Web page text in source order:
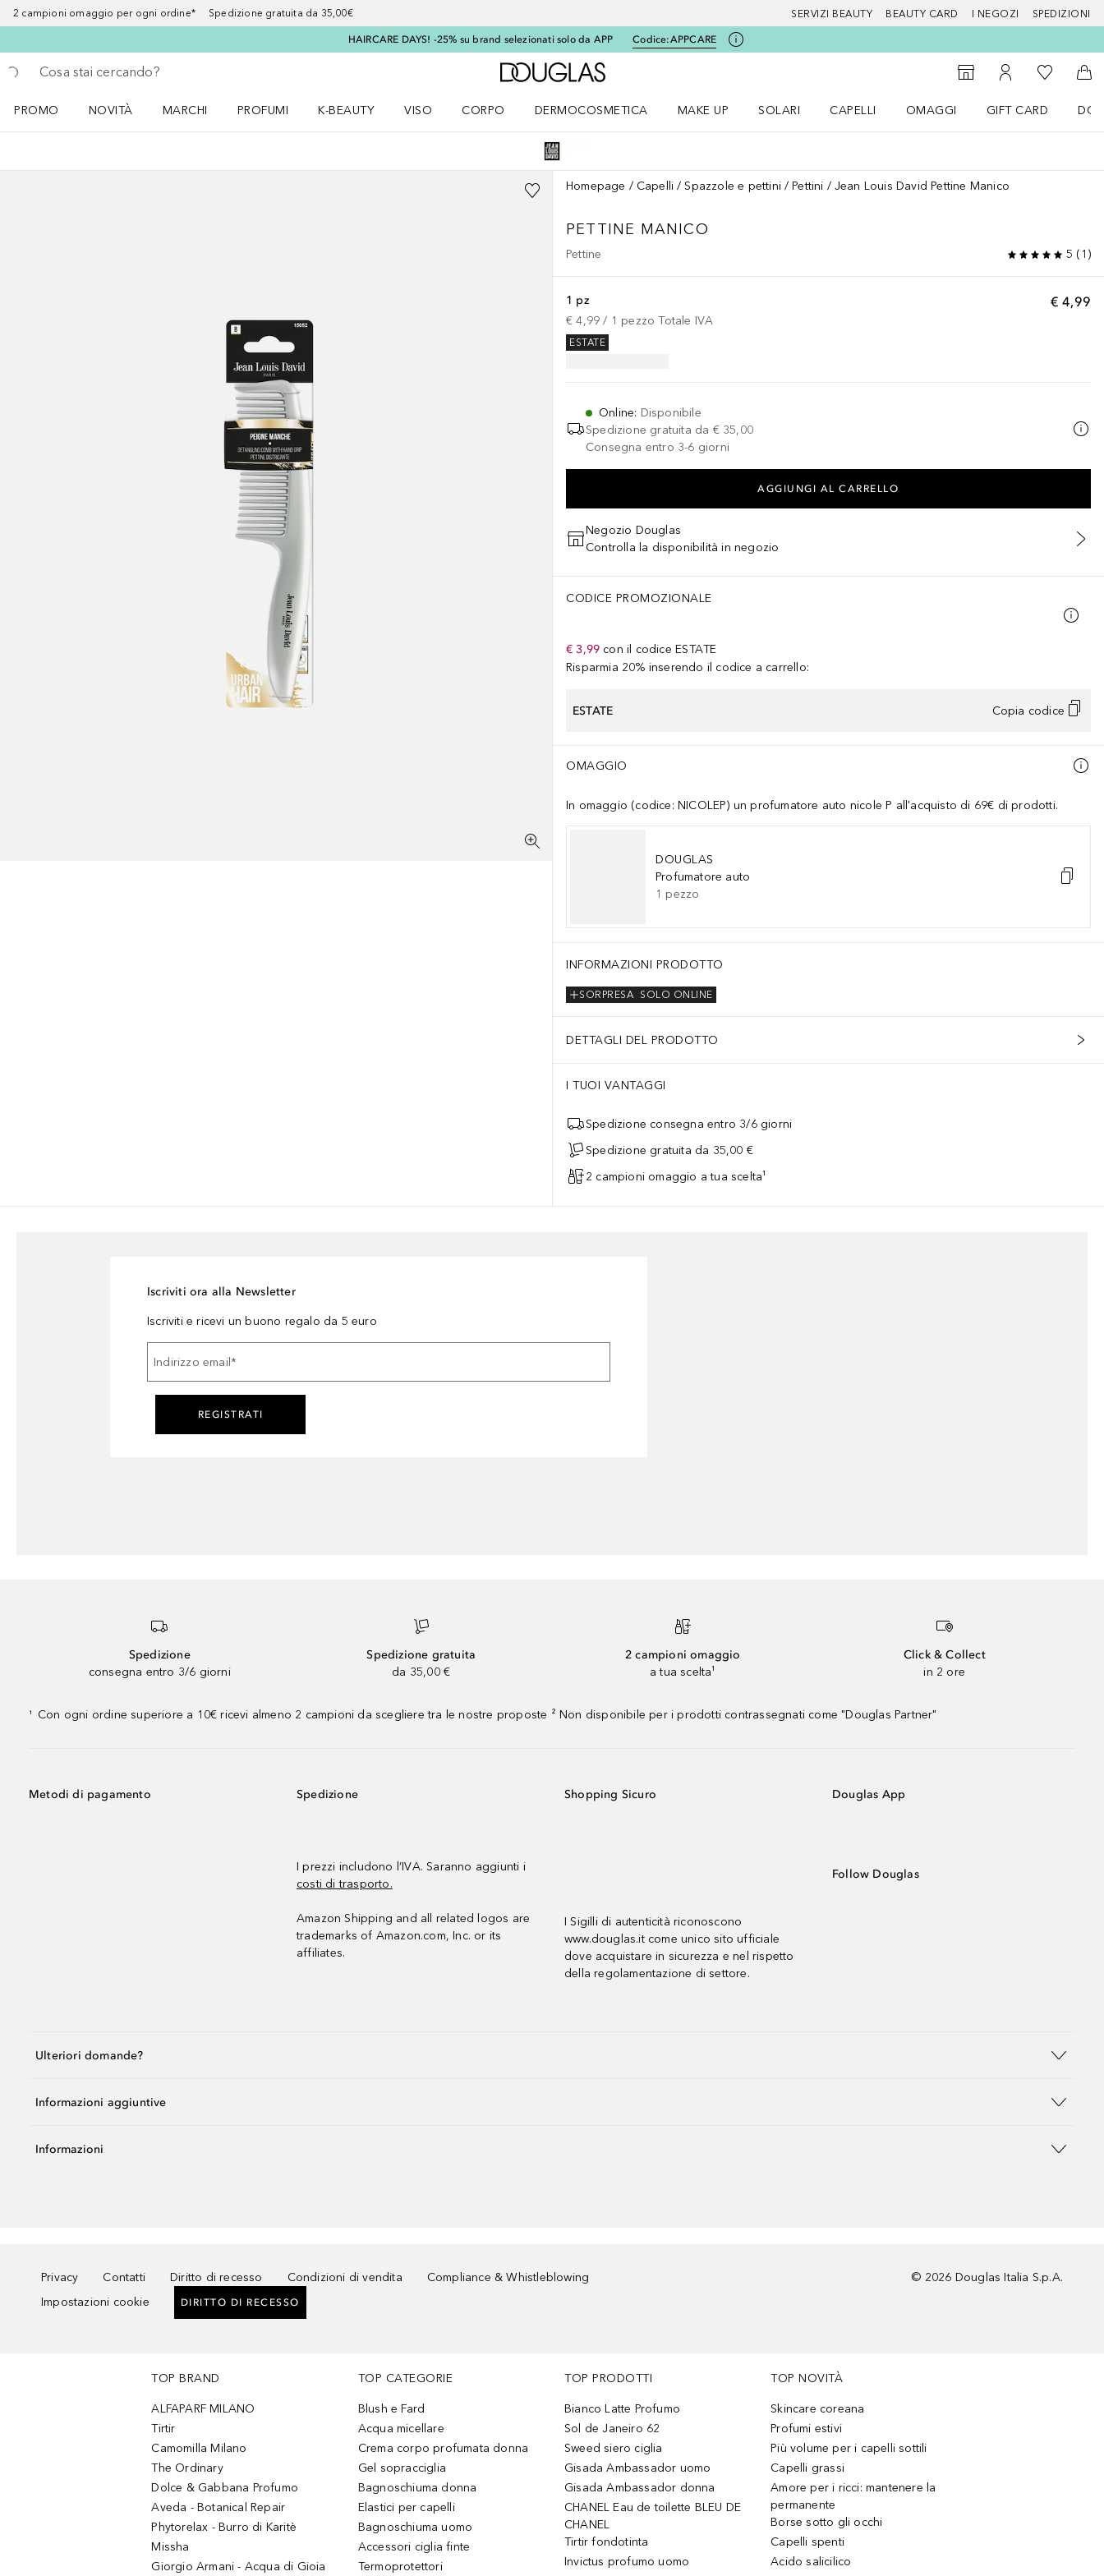
2 campioni omaggio per ogni ordine* Spedizione gratuita da 35,00€ SERVIZI BEAUTY BEAUTY CARD I NEGOZI SPEDIZIONI
HAIRCARE DAYS! -25% su brand selezionati solo da APP Codice:APPCARE
Torna indietro
Esegui ricerca
A Douglas Home
StorefinderAl Mio Account
Alla Mia
Al
PROMO
NOVITÀ
MARCHI
PROFUMI
K-BEAUTY
VISO
CORPO
DERMOCOSMETICA
MAKE UP
SOLARI
CAPELLI
OMAGGI
GIFT CARD
Homepage Capelli Spazzole e pettini Pettini Jean Louis David Pettine Manico
PETTINE MANICO
Pettine 5 ( 1 )
€ 4,99
1 pz
€ 4,99 / 1 pezzo Totale IVA
ESTATE
Online: Disponibile
Spedizione gratuita da € 35,00
Consegna entro 3-6 giorni
AGGIUNGI AL CARRELLO
Negozio Douglas
Controlla la disponibilità in negozio
CODICE PROMOZIONALE
€ 3,99 con il codice ESTATE
Risparmia 20% inserendo il codice a carrello:
ESTATE Copia codice
OMAGGIO
In omaggio (codice: NICOLEP) un profumatore auto nicole P all'acquisto di 69€ di prodotti.
DOUGLAS
Profumatore auto
1 pezzo
INFORMAZIONI PRODOTTO
SOLO ONLINE
SORPRESA
DETTAGLI DEL PRODOTTO
I TUOI VANTAGGI
Spedizione consegna entro 3/6 giorni
Spedizione gratuita da 35,00 €
2 campioni omaggio a tua scelta¹
Iscriviti ora alla Newsletter
Iscriviti e ricevi un buono regalo da 5 euro
Indirizzo email *
REGISTRATI
Spedizione
consegna entro 3/6 giorni
Spedizione gratuita
da 35,00 €
2 campioni omaggio
a tua scelta¹
Click & Collect
in 2 ore
¹ Con ogni ordine superiore a 10€ ricevi almeno 2 campioni da scegliere tra le nostre proposte ² Non disponibile per i prodotti contrassegnati come "Douglas Partner"
Metodi di pagamento Spedizione
I prezzi includono l’IVA. Saranno aggiunti i
costi di trasporto.
Amazon Shipping and all related logos are
trademarks of Amazon.com, Inc. or its
affiliates.
Shopping Sicuro
I Sigilli di autenticità riconoscono
www.douglas.it come unico sito ufficiale
dove acquistare in sicurezza e nel rispetto
della regolamentazione di settore.
Douglas App
Follow Douglas
Ulteriori domande?
Informazioni aggiuntive
Informazioni
Privacy Contatti Diritto di recesso Condizioni di vendita
Compliance & Whistleblowing
Impostazioni cookie
DIRITTO DI RECESSO
© 2026 Douglas Italia S.p.A.
TOP BRAND
ALFAPARF MILANO
Tirtir
Camomilla Milano
The Ordinary
Dolce & Gabbana Profumo
Aveda - Botanical Repair
Phytorelax - Burro di Karitè
Missha
Giorgio Armani - Acqua di Gioia
TOP CATEGORIE
Blush e Fard
Acqua micellare
Crema corpo profumata donna
Gel sopracciglia
Bagnoschiuma donna
Elastici per capelli
Bagnoschiuma uomo
Accessori ciglia finte
Termoprotettori
TOP PRODOTTI
Bianco Latte Profumo
Sol de Janeiro 62
Sweed siero ciglia
Gisada Ambassador uomo
Gisada Ambassador donna
CHANEL Eau de toilette BLEU DE
CHANEL
Tirtir fondotinta
Invictus profumo uomo
TOP NOVITÀ
Skincare coreana
Profumi estivi
Più volume per i capelli sottili
Capelli grassi
Amore per i ricci: mantenere la
permanente
Borse sotto gli occhi
Capelli spenti
Acido salicilico